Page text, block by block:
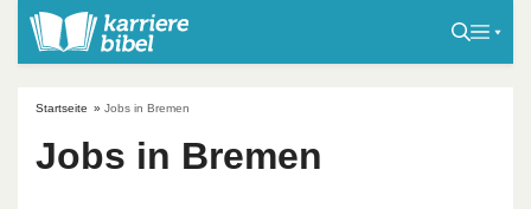
Startseite » Jobs in Bremen
Jobs in Bremen